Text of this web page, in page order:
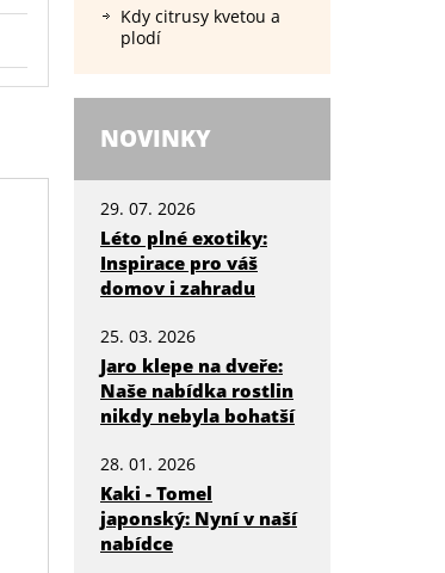
Kdy citrusy kvetou a
plodí
NOVINKY
29. 07. 2026
Léto plné exotiky:
Inspirace pro váš
domov i zahradu
25. 03. 2026
Jaro klepe na dveře:
Naše nabídka rostlin
nikdy nebyla bohatší
28. 01. 2026
Kaki - Tomel
japonský: Nyní v naší
nabídce